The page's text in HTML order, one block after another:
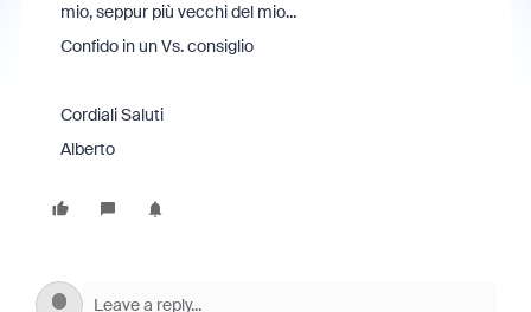
mio, seppur più vecchi del mio...
Confido in un Vs. consiglio
Cordiali Saluti
Alberto